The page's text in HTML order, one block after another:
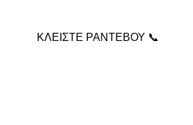
ΚΛΕΙΣΤΕ ΡΑΝΤΕΒΟΥ 📞